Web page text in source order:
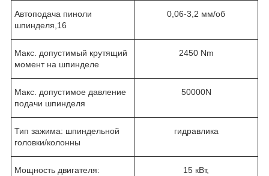
Автоподача пиноли
шпинделя,16
0,06-3,2 мм/об
Макс. допустимый крутящий
момент на шпинделе
2450 Nm
Макс. допустимое давление
подачи шпинделя
50000N
Тип зажима: шпиндельной
головки/колонны
гидравлика
Мощность двигателя: 15 кВт,